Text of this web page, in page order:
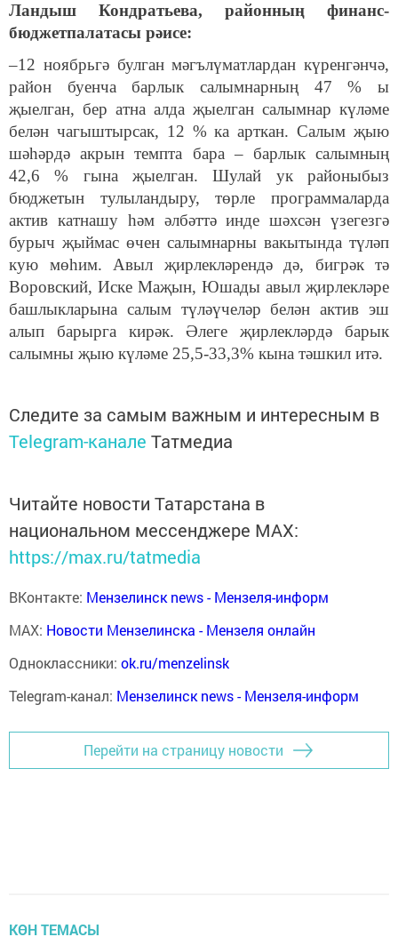
Ландыш Кондратьева, районның финанс-
бюджетпалатасы рәисе:
–12 ноябрьгә булган мәгълүматлардан күренгәнчә,
район буенча барлык салымнарның 47 % ы
җыелган, бер атна алда җыелган салымнар күләме
белән чагыштырсак, 12 % ка арткан. Салым җыю
шәһәрдә акрын темпта бара – барлык салымның
42,6 % гына җыелган. Шулай ук районыбыз
бюджетын тулыландыру, төрле программаларда
актив катнашу һәм әлбәттә инде шәхсән үзегезгә
бурыч җыймас өчен салымнарны вакытында түләп
кую мөһим. Авыл җирлекләрендә дә, бигрәк тә
Воровский, Иске Маҗын, Юшады авыл җирлекләре
башлыкларына салым түләүчеләр белән актив эш
алып барырга кирәк. Әлеге җирлекләрдә барык
салымны җыю күләме 25,5-33,3% кына тәшкил итә.
Следите за самым важным и интересным в
Telegram-канале Татмедиа
Читайте новости Татарстана в
национальном мессенджере MАХ:
https://max.ru/tatmedia
ВКонтакте: Мензелинск news - Мензеля-информ
MAX: Новости Мензелинска - Мензеля онлайн
Одноклассники: ok.ru/menzelinsk
Telegram-канал: Мензелинск news - Мензеля-информ
Перейти на страницу новости
КӨН ТЕМАСЫ